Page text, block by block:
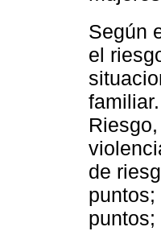
Según
el
de